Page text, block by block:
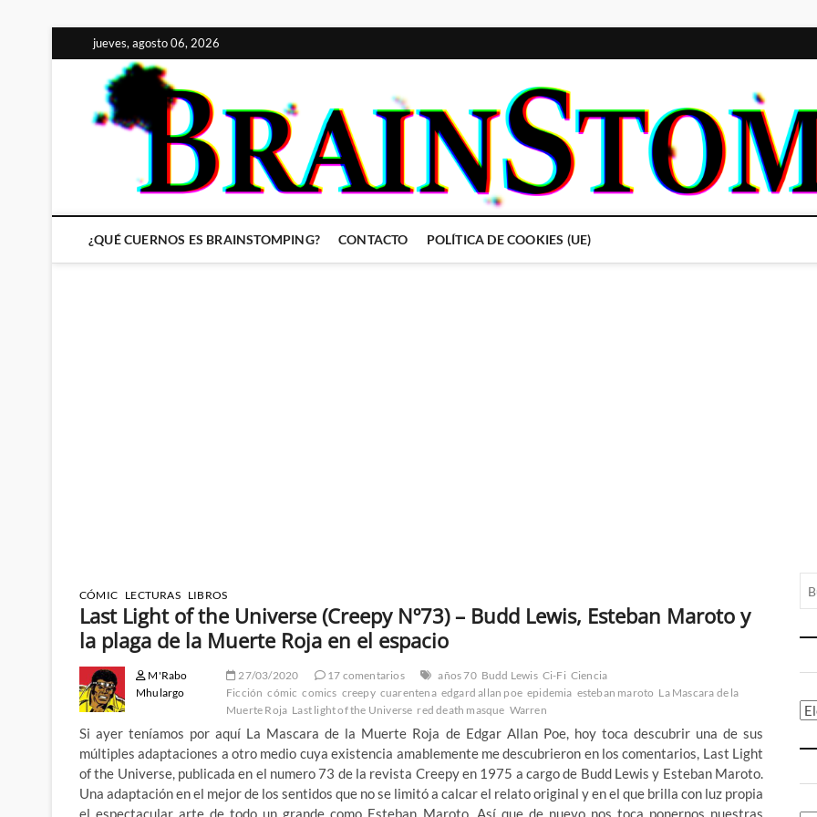
al
contenido
jueves, agosto 06, 2026
¿QUÉ CUERNOS ES BRAINSTOMPING? CONTACTO POLÍTICA DE COOKIES (UE)
CÓMIC LECTURAS LIBROS
Last Light of the Universe (Creepy Nº73) – Budd Lewis, Esteban Maroto y
la plaga de la Muerte Roja en el espacio
M'Rabo
Mhulargo
27/03/2020 17 comentarios años 70 Budd Lewis Ci-Fi Ciencia
Ficción cómic comics creepy cuarentena edgard allan poe epidemia esteban maroto La Mascara de la
Muerte Roja Last light of the Universe red death masque Warren
Si ayer teníamos por aquí La Mascara de la Muerte Roja de Edgar Allan Poe, hoy toca descubrir una de sus
múltiples adaptaciones a otro medio cuya existencia amablemente me descubrieron en los comentarios, Last Light
of the Universe, publicada en el numero 73 de la revista Creepy en 1975 a cargo de Budd Lewis y Esteban Maroto.
Una adaptación en el mejor de los sentidos que no se limitó a calcar el relato original y en el que brilla con luz propia